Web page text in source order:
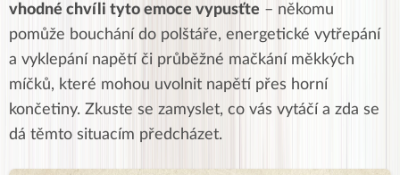
vhodné chvíli tyto emoce vypusťte – někomu
pomůže bouchání do polštáře, energetické vytřepání
a vyklepání napětí či průběžné mačkání měkkých
míčků, které mohou uvolnit napětí přes horní
končetiny. Zkuste se zamyslet, co vás vytáčí a zda se
dá těmto situacím předcházet.